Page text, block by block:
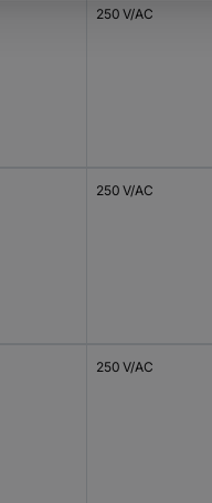
250 V/AC
250 V/AC
250 V/AC